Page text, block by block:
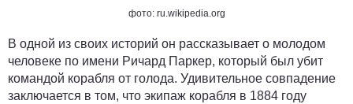
фото: ru.wikipedia.org
В одной из своих историй он рассказывает о молодом
человеке по имени Ричард Паркер, который был убит
командой корабля от голода. Удивительное совпадение
заключается в том, что экипаж корабля в 1884 году